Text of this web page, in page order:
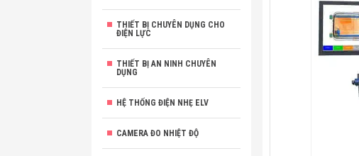
THIẾT BỊ CHUYÊN DỤNG CHO
ĐIỆN LỰC
THIẾT BỊ AN NINH CHUYÊN
DỤNG
HỆ THỐNG ĐIỆN NHẸ ELV
CAMERA ĐO NHIỆT ĐỘ